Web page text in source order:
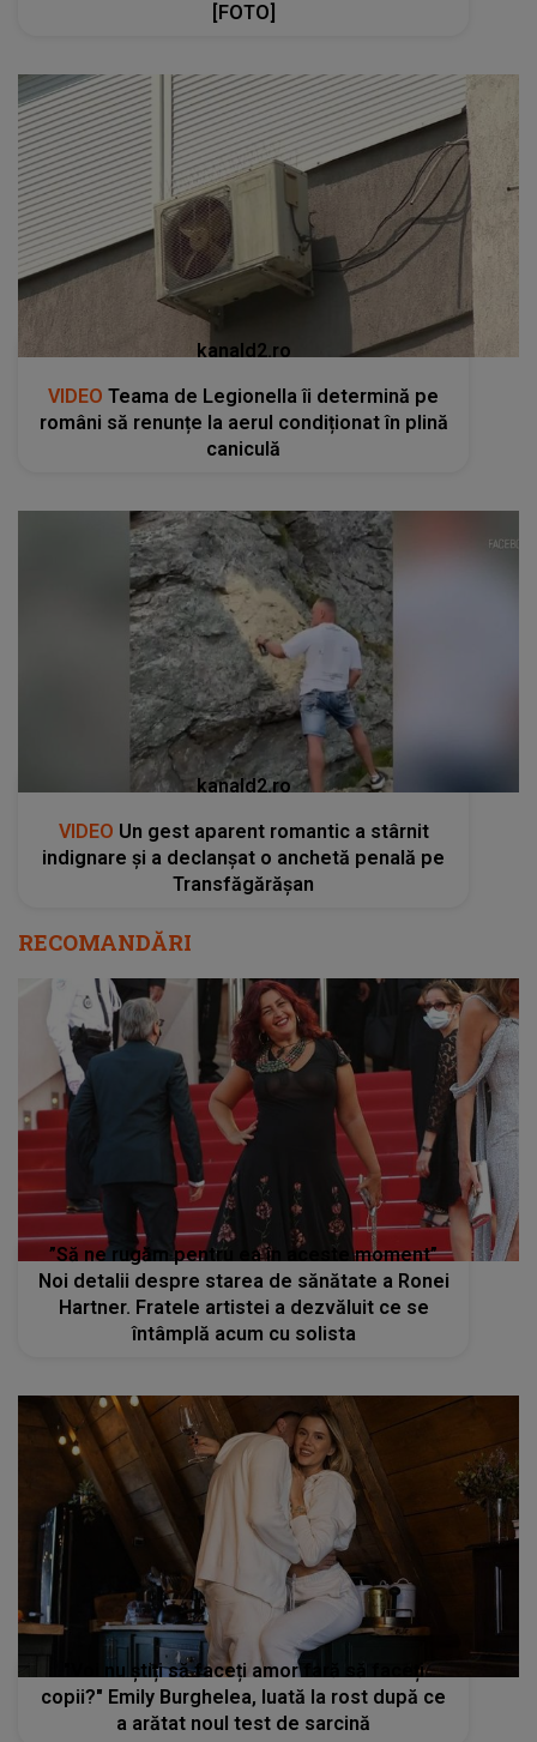
[FOTO]
kanald2.ro
VIDEO Teama de Legionella îi determină pe
români să renunțe la aerul condiționat în plină
caniculă
kanald2.ro
VIDEO Un gest aparent romantic a stârnit
indignare și a declanșat o anchetă penală pe
Transfăgărășan
RECOMANDĂRI
”Să ne rugăm pentru ea în aceste moment”
Noi detalii despre starea de sănătate a Ronei
Hartner. Fratele artistei a dezvăluit ce se
întâmplă acum cu solista
"Voi nu știți să faceți amor fară să faceți
copii?" Emily Burghelea, luată la rost după ce
a arătat noul test de sarcină